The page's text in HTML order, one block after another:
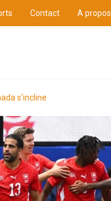
Contact A propos
s’incline